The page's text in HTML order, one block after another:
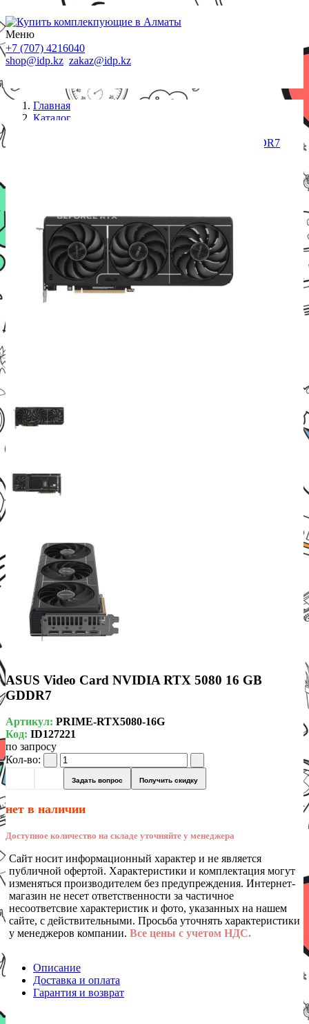
Меню
+7 (707) 4216040
shop@idp.kz zakaz@idp.kz
Главная
Каталог
ASUS Video Card NVIDIA RTX 5080 16 GB GDDR7
ASUS Video Card NVIDIA RTX 5080 16 GB
GDDR7
Артикул: PRIME-RTX5080-16G
Код: ID127221
по запросу
Кол-во:
Задать вопрос Получить скидку
нет в наличии
Доступное количество на складе уточняйте у менеджера
Сайт носит информационный характер и не является
публичной офертой. Характеристики и комплектация могут
изменяться производителем без предупреждения. Интернет-
магазин не несет ответственности за частичное
несоответсвие характеристик и фото, указанных на нашем
сайте, с действительными. Просьба уточнять характеристики
у менеджеров компании. Все цены с учетом НДС.
Описание
Доставка и оплата
Гарантия и возврат